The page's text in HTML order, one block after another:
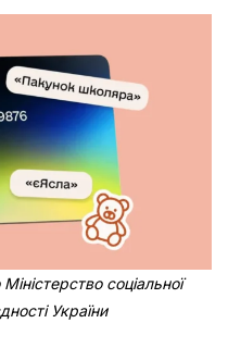
соціальної
України